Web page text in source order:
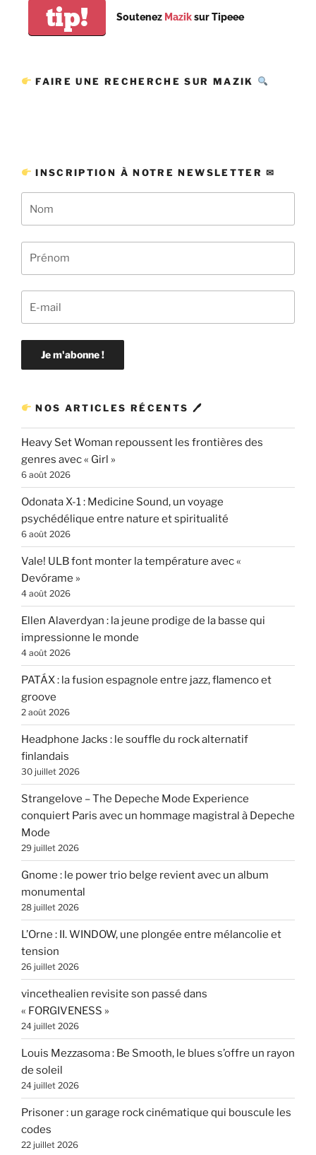
tip! Soutenez Maziksur Tipeee
FAIRE UNE RECHERCHE SUR MAZIK
INSCRIPTION À NOTRE NEWSLETTER ✉
NOS ARTICLES RÉCENTS 🖊
Heavy Set Woman repoussent les frontières des
genres avec « Girl »
6 août 2026
Odonata X-1 : Medicine Sound, un voyage
psychédélique entre nature et spiritualité
6 août 2026
Vale! ULB font monter la température avec «
Devórame »
4 août 2026
Ellen Alaverdyan : la jeune prodige de la basse qui
impressionne le monde
4 août 2026
PATÁX : la fusion espagnole entre jazz, flamenco et
groove
2 août 2026
Headphone Jacks : le souffle du rock alternatif
finlandais
30 juillet 2026
Strangelove – The Depeche Mode Experience
conquiert Paris avec un hommage magistral à Depeche
Mode
29 juillet 2026
Gnome : le power trio belge revient avec un album
monumental
28 juillet 2026
L’Orne : II. WINDOW, une plongée entre mélancolie et
tension
26 juillet 2026
vincethealien revisite son passé dans
« FORGIVENESS »
24 juillet 2026
Louis Mezzasoma : Be Smooth, le blues s’offre un rayon
de soleil
24 juillet 2026
Prisoner : un garage rock cinématique qui bouscule les
codes
22 juillet 2026